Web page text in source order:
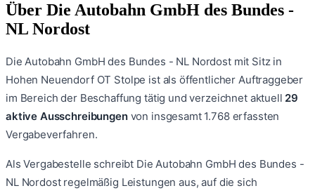
Über Die Autobahn GmbH des Bundes -
NL Nordost
Die Autobahn GmbH des Bundes - NL Nordostmit Sitz in
Hohen Neuendorf OT Stolpe ist als öffentlicher Auftraggeber
im Bereich der Beschaffung tätig und verzeichnet aktuell 29
aktive Ausschreibungen von insgesamt 1.768erfassten
Vergabeverfahren.
Als Vergabestelle schreibt Die Autobahn GmbH des Bundes -
NL Nordostregelmäßig Leistungen aus, auf die sich